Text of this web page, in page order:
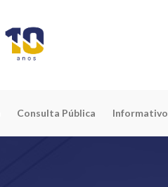
Consulta Pública Informativo